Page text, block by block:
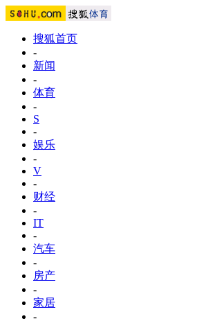
搜狐首页
-
新闻
-
体育
-
S
-
娱乐
-
V
-
财经
-
IT
-
汽车
-
房产
-
家居
-